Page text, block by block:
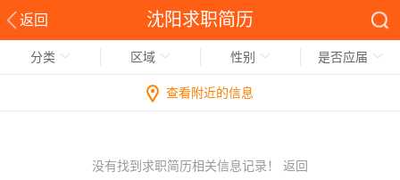
返回 沈阳求职简历
分类 区域 性别 是否应届
查看附近的信息
没有找到求职简历相关信息记录！ 返回